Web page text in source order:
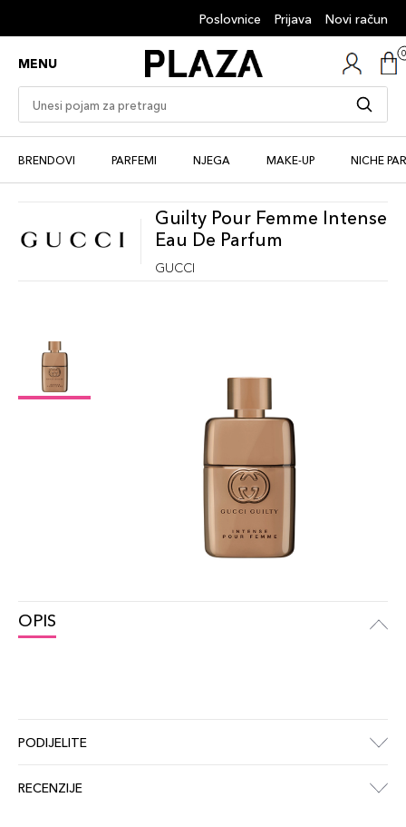
Poslovnice Prijava Novi račun
MENU
BRENDOVI PARFEMI NJEGA MAKE-UP NICHE
Guilty Pour Femme Intense
Eau De Parfum
GUCCI
OPIS
PODIJELITE
RECENZIJE